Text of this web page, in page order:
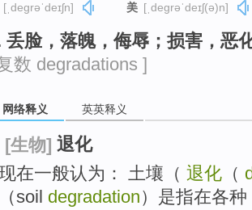
[ˌdeɡrəˈdeɪʃn] 美 [ˌdeɡrəˈdeɪʃ(ə)n]
丢脸，落魄，侮辱；损害，恶
数 degradations ]
网络释义 英英释义
[生物] 退化
在一般认为： 土壤（ 退化 （
（soil degradation）是指在各